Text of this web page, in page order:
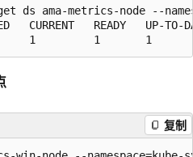
ds ama-metrics-node --
READY   UP-TO-
复制